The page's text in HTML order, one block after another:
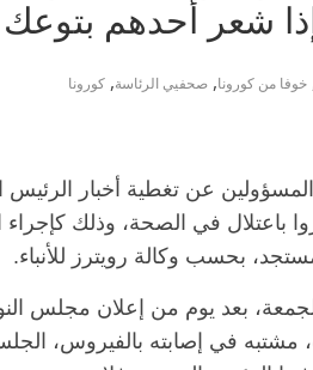
شعر أحدهم بتوعك
خوفا من كورونا, صحفيي الرئاسة, كورونا
عن تغطية أخبار الرئيس
باعتلال في الصحة، وذلك
بحسب وكالة رويترز للأنباء.
بعد يوم من إعلان مجلس
مشتبه في إصابته بالفيروس،
الرئيسية مصر ناس وناس